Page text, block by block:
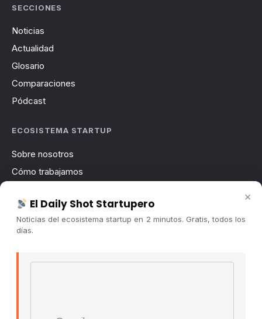
SECCIONES
Noticias
Actualidad
Glosario
Comparaciones
Pódcast
ECOSISTEMA STARTUP
Sobre nosotros
Cómo trabajamos
Contacto
Publicidad
×
El Daily Shot Startupero
Noticias del ecosistema startup en 2 minutos. Gratis, todos los
días.